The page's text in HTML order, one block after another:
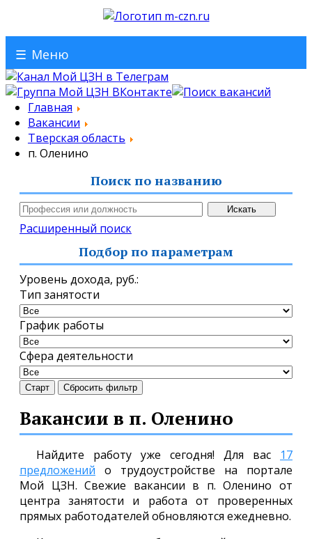
☰ Меню
Главная
Вакансии
Тверская область
п. Оленино
Поиск по названию
Расширенный поиск
Подбор по параметрам
Уровень дохода, руб.:
Тип занятости
График работы
Сфера деятельности
Старт Сбросить фильтр
Вакансии в п. Оленино
Найдите работу уже сегодня! Для вас 17
предложений о трудоустройстве на портале
Мой ЦЗН. Свежие вакансии в п. Оленино от
центра занятости и работа от проверенных
прямых работодателей обновляются ежедневно.